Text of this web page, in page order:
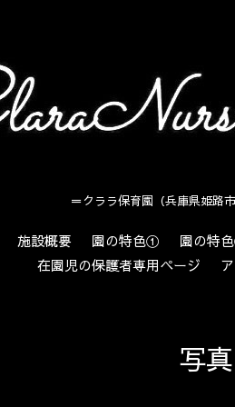
＝クララ保育園（兵庫県姫路
施設概要 園の特色① 園の特
在園児の保護者専用ページ
写真